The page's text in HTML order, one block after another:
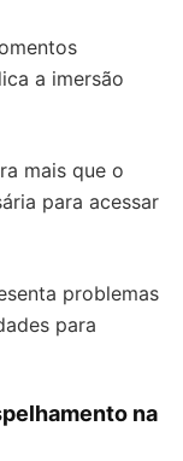
a imersão
mais que o
para acessar
problemas
para
na